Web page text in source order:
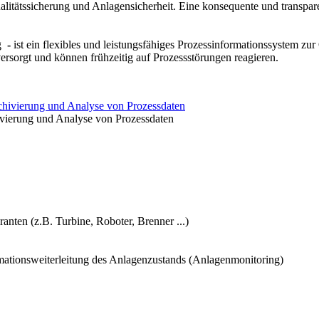
industrieller Abläufe und die Sicherstellung hoher
Erfassung von Prozessdaten eine tiefgehende Analyse
und Auswerten von Daten, die während eines Produktionsprozesses
Größen. Die genaue und lückenlose Erfassung dieser
Diese Nachverfolgbarkeit ist essenziell, um Ursachen für
Durch den Vergleich der erfassten Daten mit den definierten
und Anlagensicherheit. Eine konsequente und
- ist ein flexibles und leistungsfähiges Prozessinformationssystem
und können frühzeitig auf Prozessstörungen reagieren.
und Analyse von Prozessdaten
(z.B. Turbine, Roboter, Brenner ...)
des Anlagenzustands (Anlagenmonitoring)